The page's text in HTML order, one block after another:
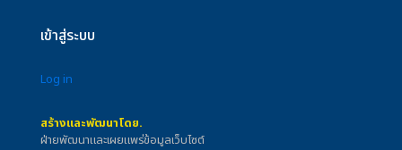
เข้าสู่ระบบ
Log in
สร้างและพัฒนาโดย.
ฝ่ายพัฒนาและเผยแพร่ข้อมูลเว็บไซต์